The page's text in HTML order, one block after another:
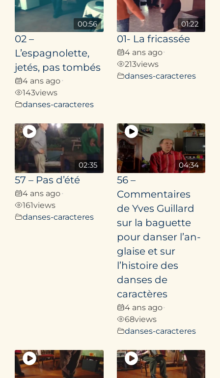
Contact 00:56
02 –
L’espagnolette,
jetés, pas tombés
4 ans ago•
143views
danses-caracteres
01:22
01- La fricassée
4 ans ago•
213views
danses-caracteres
02:35
57 – Pas d’été
4 ans ago•
161views
danses-caracteres
04:34
56 –
Commentaires
de Yves Guillard
sur la baguette
pour danser l’an­
glaise et sur
l’histoire des
danses de
caractères
4 ans ago•
68views
danses-caracteres